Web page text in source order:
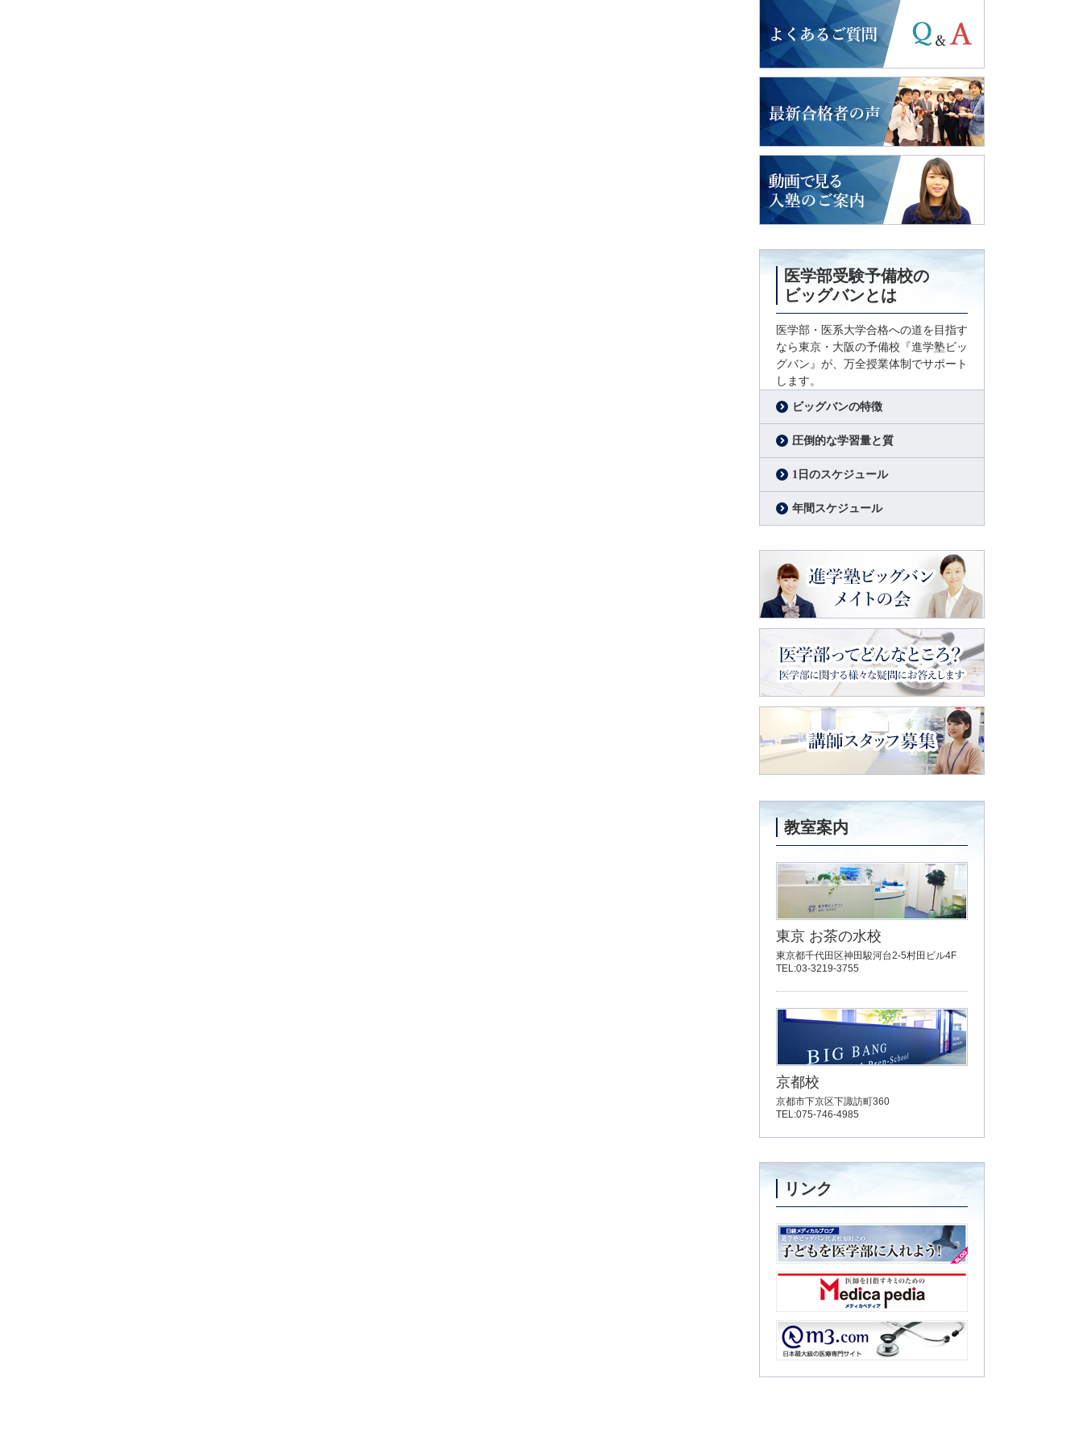
よくあるご質問
2018年度入試
最新合格者の声
入塾のご案内
医学部受験予備校の
ビッグバンとは
医学部・医系大学合格への道を目指す
なら東京・大阪の予備校『進学塾ビッ
グバン』が、万全授業体制でサポート
します。
ビッグバンの特徴
圧倒的な学習量と質
1日のスケジュール
年間スケジュール
進学塾ビッグバン
メイトの会
医学部ってどんなところ？医学部に関
する様々な疑問にお答えします
教室案内
東京 お茶の水校
東京都千代田区神田駿河台2-5村田ビル4F
TEL:03-3219-3755
京都校
京都市下京区下諏訪町360
TEL:075-746-4985
リンク
子どもを医学部に入れよう！
Medica pedia